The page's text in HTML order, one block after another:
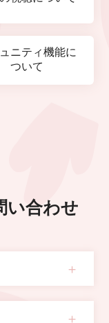
ニティ機能に
ついて
い合わせ